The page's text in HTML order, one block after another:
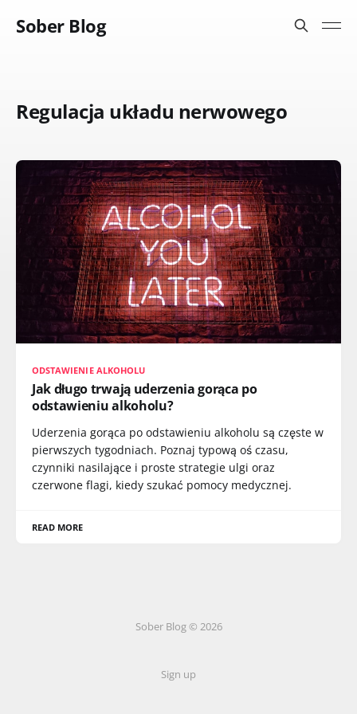
Sober Blog
Regulacja układu nerwowego
ODSTAWIENIE ALKOHOLU
Jak długo trwają uderzenia gorąca po
odstawieniu alkoholu?
Uderzenia gorąca po odstawieniu alkoholu są częste w
pierwszych tygodniach. Poznaj typową oś czasu,
czynniki nasilające i proste strategie ulgi oraz
czerwone flagi, kiedy szukać pomocy medycznej.
READ MORE
Sober Blog © 2026
Sign up